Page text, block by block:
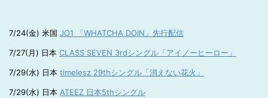
7/24(金) 米国 JO1 「WHATCHA DOIN」先行配信
7/27(月) 日本 CLASS SEVEN 3rdシングル「アイノーヒーロー」
7/29(水) 日本 timelesz 29thシングル「消えない花火」
7/29(水) 日本 ATEEZ 日本5thシングル